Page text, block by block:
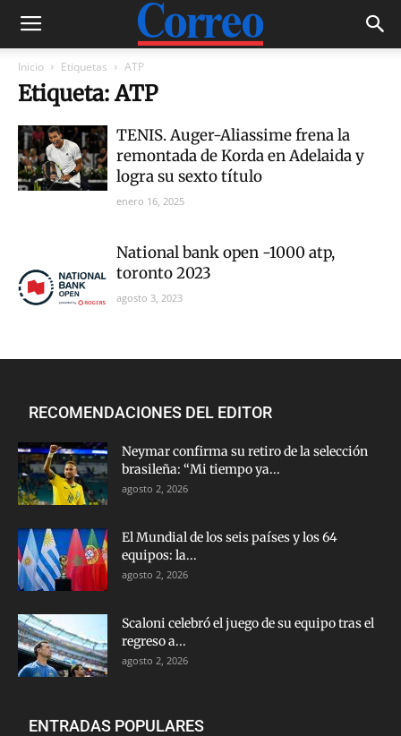
Inicio Etiquetas ATP
Etiqueta: ATP
TENIS. Auger-Aliassime frena la
remontada de Korda en Adelaida y
logra su sexto título
enero 16, 2025
National bank open -1000 atp,
toronto 2023
agosto 3, 2023
RECOMENDACIONES DEL EDITOR
Neymar confirma su retiro de la selección
brasileña: “Mi tiempo ya...
agosto 2, 2026
El Mundial de los seis países y los 64
equipos: la...
agosto 2, 2026
Scaloni celebró el juego de su equipo tras el
regreso a...
agosto 2, 2026
ENTRADAS POPULARES